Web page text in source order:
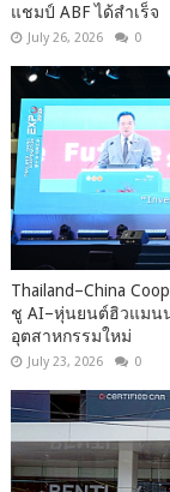
แชมป์ ABF ได้สำเร็จ
July 26, 2026 0
Thailand–China
ชู AI–หุ่นยนต์ฮิวแมน
อุตสาหกรรมใหม่
July 23, 2026 0